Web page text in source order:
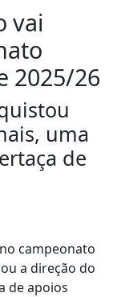
vai
2025/26
uma
de
campeonato
a direção do
de apoios